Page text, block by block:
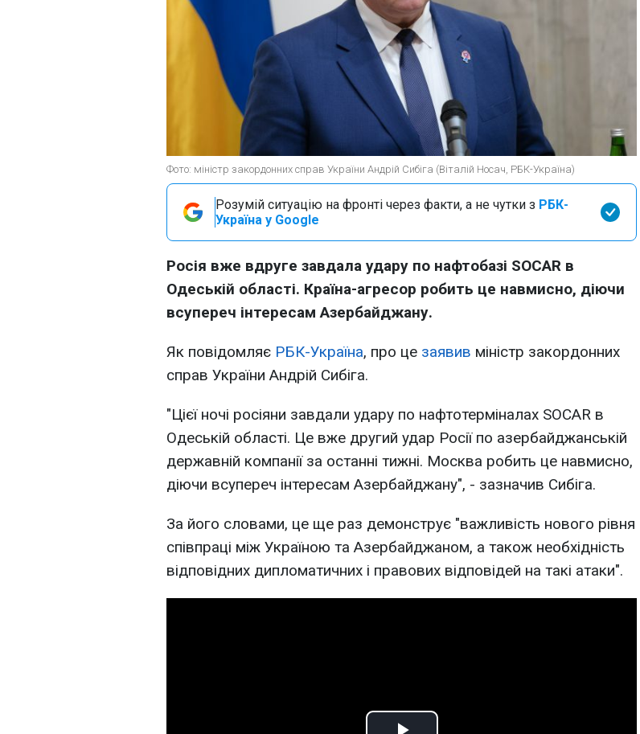
Фото: міністр закордонних справ України Андрій Сибіга (Віталій Носач, РБК-Україна)
Розумій ситуацію на фронті через факти, а не чутки з РБК-
Україна у Google
Росія вже вдруге завдала удару по нафтобазі SOCAR в
Одеській області. Країна-агресор робить це навмисно, діючи
всупереч інтересам Азербайджану.
Як повідомляє РБК-Україна, про це заявив міністр закордонних
справ України Андрій Сибіга.
"Цієї ночі росіяни завдали удару по нафтотерміналах SOCAR в
Одеській області. Це вже другий удар Росії по азербайджанській
державній компанії за останні тижні. Москва робить це навмисно,
діючи всупереч інтересам Азербайджану", - зазначив Сибіга.
За його словами, це ще раз демонструє "важливість нового рівня
співпраці між Україною та Азербайджаном, а також необхідність
відповідних дипломатичних і правових відповідей на такі атаки".